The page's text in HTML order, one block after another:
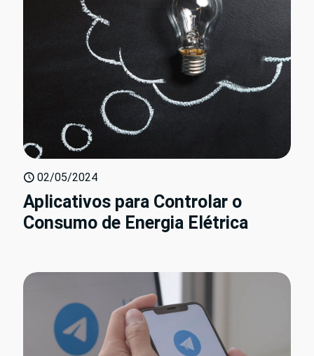
02/05/2024
Aplicativos para Controlar o
Consumo de Energia Elétrica